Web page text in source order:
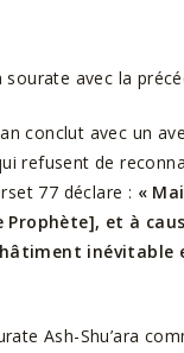
sourate avec la
conclut avec un
refusent de
77 déclare : «
et à
inévitable
Ash-Shu’ara